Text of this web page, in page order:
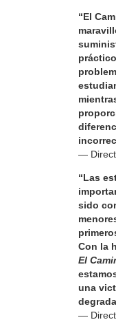
“El
—
“Las
sido
Con la
El
una
—